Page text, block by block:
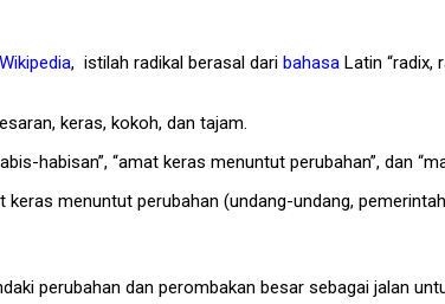
Wikipedia, istilah radikal berasal dari bahasa Latin “radix,
keras, kokoh, dan tajam.
habisan”, “amat keras menuntut perubahan”, dan
menuntut perubahan (undang-undang,
perubahan dan perombakan besar sebagai jalan